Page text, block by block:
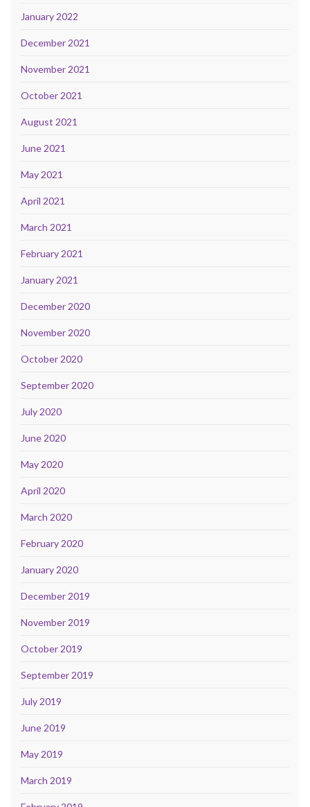
January 2022
December 2021
November 2021
October 2021
August 2021
June 2021
May 2021
April 2021
March 2021
February 2021
January 2021
December 2020
November 2020
October 2020
September 2020
July 2020
June 2020
May 2020
April 2020
March 2020
February 2020
January 2020
December 2019
November 2019
October 2019
September 2019
July 2019
June 2019
May 2019
March 2019